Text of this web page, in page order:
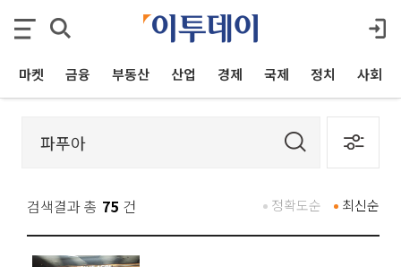
마켓 금융 부동산 산업 경제 국제 정치 사회
검색결과 총 75 건 최신순
정확도순